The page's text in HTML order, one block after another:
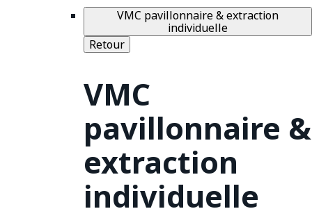
VMC pavillonnaire & extraction
individuelle
Retour
VMC
pavillonnaire &
extraction
individuelle